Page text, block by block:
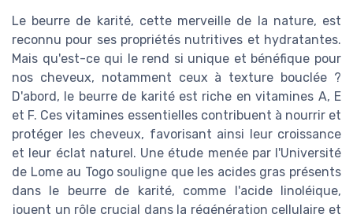
Le beurre de karité, cette merveille de la nature, est
reconnu pour ses propriétés nutritives et hydratantes.
Mais qu'est-ce qui le rend si unique et bénéfique pour
nos cheveux, notamment ceux à texture bouclée ?
D'abord, le beurre de karité est riche en vitamines A, E
et F. Ces vitamines essentielles contribuent à nourrir et
protéger les cheveux, favorisant ainsi leur croissance
et leur éclat naturel. Une étude menée par l'Université
de Lome au Togo souligne que les acides gras présents
dans le beurre de karité, comme l'acide linoléique,
jouent un rôle crucial dans la régénération cellulaire et